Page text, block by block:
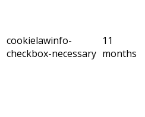
cookielawinfo-
checkbox-necessary
11
months